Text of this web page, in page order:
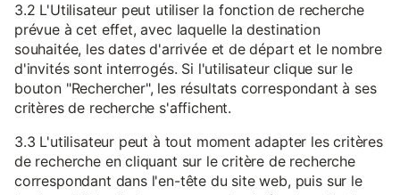
3.2 L'Utilisateur peut utiliser la fonction de recherche
prévue à cet effet, avec laquelle la destination
souhaitée, les dates d'arrivée et de départ et le nombre
d'invités sont interrogés. Si l'utilisateur clique sur le
bouton "Rechercher", les résultats correspondant à ses
critères de recherche s'affichent.
3.3 L'utilisateur peut à tout moment adapter les critères
de recherche en cliquant sur le critère de recherche
correspondant dans l'en-tête du site web, puis sur le